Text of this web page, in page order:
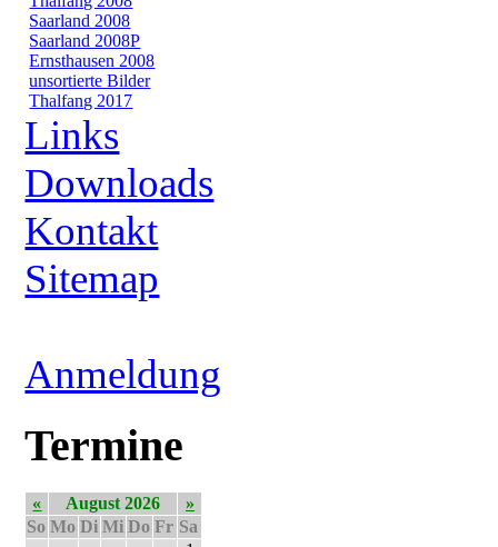
Saarland 2008
Saarland 2008P
Ernsthausen 2008
unsortierte Bilder
Thalfang 2017
Links
Downloads
Kontakt
Sitemap
Anmeldung
Termine
« August 2026
»
So Mo Di Mi Do Fr Sa